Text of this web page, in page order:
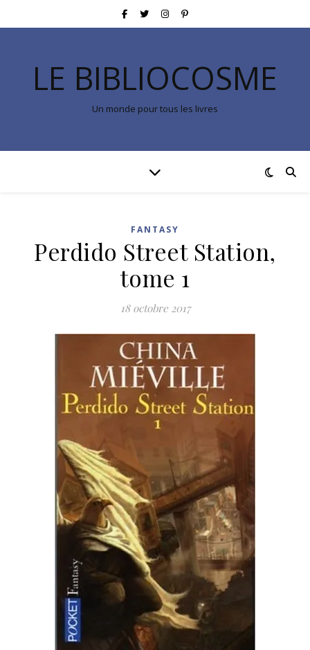
LE BIBLIOCOSME
Un monde pour tous les livres
FANTASY
Perdido Street Station,
tome 1
18 octobre 2017